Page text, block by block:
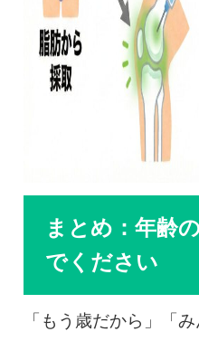
まとめ：年齢
でください
「もう歳だから」「